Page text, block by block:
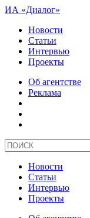
ИА «Диалог»
Новости
Статьи
Интервью
Проекты
Об агентстве
Реклама
Новости
Статьи
Интервью
Проекты